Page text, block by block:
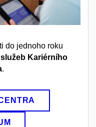
do jednoho roku
služeb Kariérního
.